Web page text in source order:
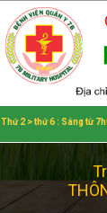
Thứ 2 > thứ 6 : Sáng từ